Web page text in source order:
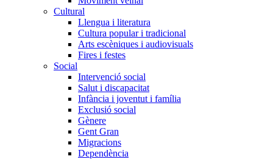
Cultural
Llengua i literatura
Cultura popular i tradicional
Arts escèniques i audiovisuals
Fires i festes
Social
Intervenció social
Salut i discapacitat
Infància i joventut i família
Exclusió social
Gènere
Gent Gran
Migracions
Dependència